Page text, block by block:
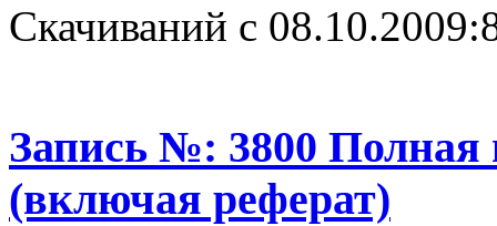
Cкачиваний с 08.10.2009:
Запись №: 3800 Полная
(включая реферат)